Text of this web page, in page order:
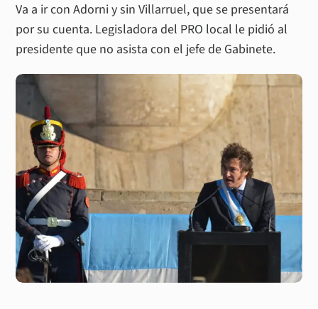
Va a ir con Adorni y sin Villarruel, que se presentará
por su cuenta. Legisladora del PRO local le pidió al
presidente que no asista con el jefe de Gabinete.